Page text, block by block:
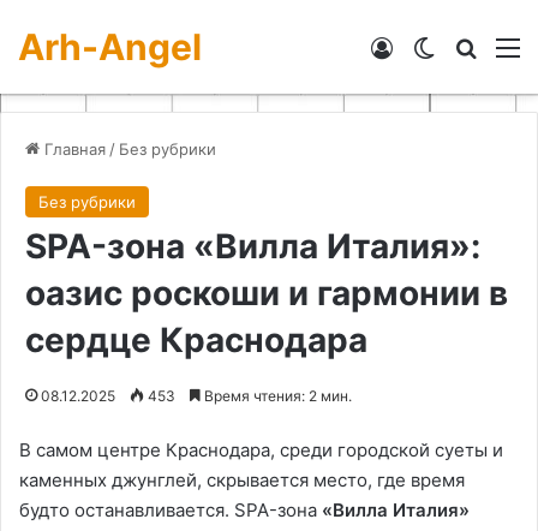
Arh-Angel Switch skin
Войти
Главная / Без рубрики
Без рубрики
SPA-зона «Вилла Италия»:
оазис роскоши и гармонии в
сердце Краснодара
08.12.2025 453 Время чтения: 2 мин.
В самом центре Краснодара, среди городской суеты и
каменных джунглей, скрывается место, где время
будто останавливается. SPA-зона «Вилла Италия»